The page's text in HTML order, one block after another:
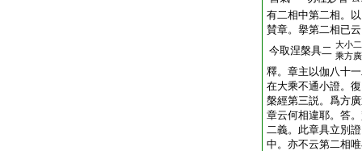
有二相中第二相。
賛章。擧第二相已
今取涅槃具二 大小二
乘方廣
釋。章主以伽八十
在大乘不通小證。
槃經第三説。爲方
章云何相違耶。答
二義。此章具立別
中。亦不云第二相